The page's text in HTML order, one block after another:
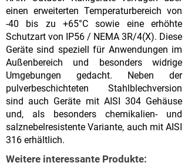
einen erweiterten Temperaturbereich von
-40 bis zu +65°C sowie eine erhöhte
Schutzart von IP56 / NEMA 3R/4(X). Diese
Geräte sind speziell für Anwendungen im
Außenbereich und besonders widrige
Umgebungen gedacht. Neben der
pulverbeschichteten Stahlblechversion
sind auch Geräte mit AISI 304 Gehäuse
und, als besonders chemikalien- und
salznebelresistente Variante, auch mit AISI
316 erhältlich.
Weitere interessante Produkte: